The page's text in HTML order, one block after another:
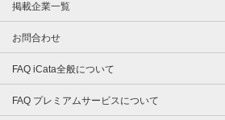
掲載企業一覧
お問合わせ
FAQ iCata全般について
FAQ プレミアムサービスについて